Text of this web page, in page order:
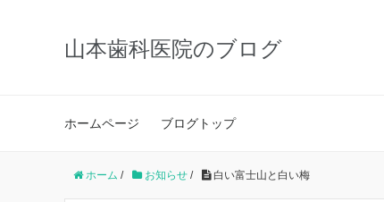
山本歯科医院のブログ
ホームページ ブログトップ
ホーム / お知らせ / 白い富士山と白い梅